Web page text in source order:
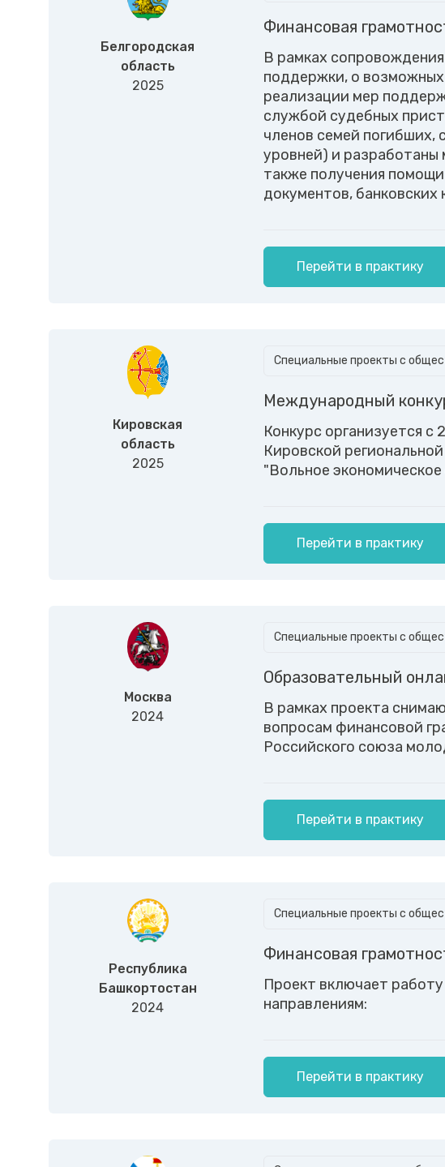
Белгородская
область
2025
Финансовая
В рамках
поддержки, о возможных
реализации мер
службой судебных
членов семей погибших,
уровней) и разработаны
также получения
документов, банковских
Перейти в практику
Кировская
область
2025
Специальные проекты с
Международный
Конкурс организуется
Кировской
"Вольное
Перейти в практику
Москва
2024
Специальные проекты с
Образовательный
В рамках проекта
вопросам финансовой
Российского союза
Перейти в практику
Республика
Башкортостан
2024
Специальные проекты с
Финансовая
Проект включает
направлениям:
Перейти в практику